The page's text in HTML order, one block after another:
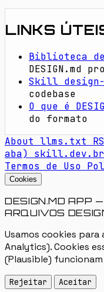
LINKS
Biblioteca de
DESIGN.md
Skill design-
codebase
O que é
do formato
About llms.txt
aba)
skill.dev.br
Termos de Uso
Cookies
DESIGN.MD APP
ARQUIVOS
Usamos cookies
Analytics). Cookies
(Plausible)
Rejeitar Aceitar